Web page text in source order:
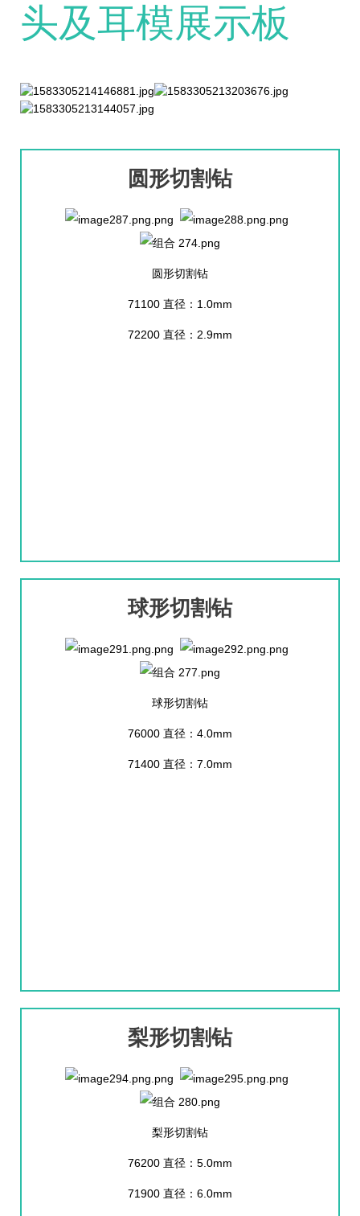
头及耳模展示板
圆形切割钻
圆形切割钻
71100 直径：1.0mm
72200 直径：2.9mm
球形切割钻
球形切割钻
76000 直径：4.0mm
71400 直径：7.0mm
梨形切割钻
梨形切割钻
76200 直径：5.0mm
71900 直径：6.0mm